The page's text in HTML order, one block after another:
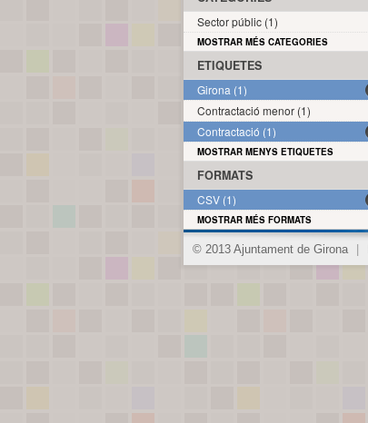
Sector públic (1)
MOSTRAR MÉS CATEGORIES
ETIQUETES
Girona (1)
Contractació menor (1)
Contractació (1)
MOSTRAR MENYS ETIQUETES
FORMATS
CSV (1)
MOSTRAR MÉS FORMATS
© 2013 Ajuntament de Girona